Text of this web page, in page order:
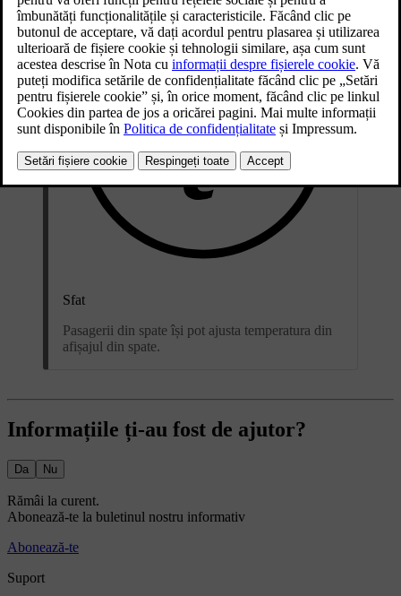
Sfat
Pasagerii din spate își pot ajusta temperatura din
afișajul din spate.
Informațiile ți-au fost de ajutor?
Da Nu